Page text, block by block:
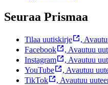
Seuraa Prismaa
Tilaa uutiskirje ,
Facebook
, Avautuu
Instagram
, Avautuu
YouTube
, Avautuu
TikTok
, Avautuu